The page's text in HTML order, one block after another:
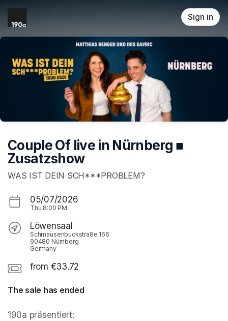
Skip header
Sign in
Couple Of live in Nürnberg ■
Zusatzshow
WAS IST DEIN SCH***PROBLEM?
05/07/2026
Thu 8:00 PM
Löwensaal
Schmausenbuckstraße 166
90480 Nürnberg
Germany
from €33.72
The sale has ended
190a präsentiert: